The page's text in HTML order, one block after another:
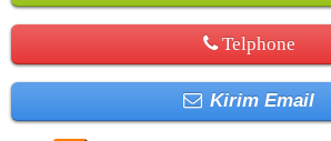
Telphone
Kirim Email